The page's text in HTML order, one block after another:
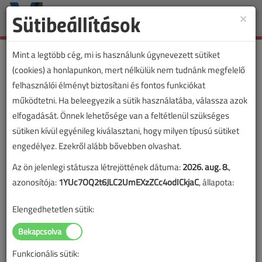
Toggle
×
Sütibeállítások
Mint a legtöbb cég, mi is használunk úgynevezett sütiket
(cookies) a honlapunkon, mert nélkülük nem tudnánk megfelelő
felhasználói élményt biztosítani és fontos funkciókat
működtetni. Ha beleegyezik a sütik használatába, válassza azok
elfogadását. Önnek lehetősége van a feltétlenül szükséges
sütiken kívül egyénileg kiválasztani, hogy milyen típusú sütiket
engedélyez. Ezekről alább bővebben olvashat.
Az ön jelenlegi státusza létrejöttének dátuma:2026. aug. 8.,
azonosítója:1YUc7OQ2t6JLC2UmEXzZCc4odICkjaC, állapota:
Elengedhetetlen sütik:
Funkcionális sütik: